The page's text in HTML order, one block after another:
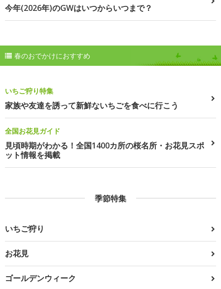
今年(2026年)のGWはいつからいつまで？
春のおでかけにおすすめ
いちご狩り特集
家族や友達を誘って新鮮ないちごを食べに行こう
全国お花見ガイド
見頃時期がわかる！全国1400カ所の桜名所・お花見スポ
ット情報を掲載
季節特集
いちご狩り
お花見
ゴールデンウィーク